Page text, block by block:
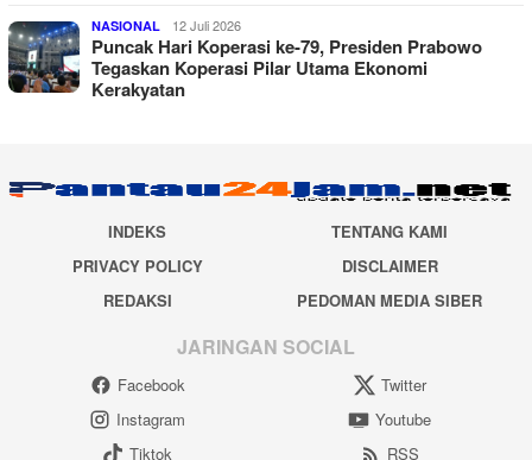
NASIONAL 12 Juli 2026
Puncak Hari Koperasi ke-79, Presiden Prabowo
Tegaskan Koperasi Pilar Utama Ekonomi
Kerakyatan
INDEKS
TENTANG KAMI
PRIVACY POLICY
DISCLAIMER
REDAKSI
PEDOMAN MEDIA SIBER
JARINGAN SOCIAL
Facebook
Twitter
Instagram
Youtube
Tiktok
RSS